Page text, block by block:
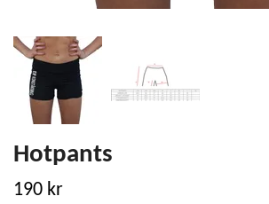
Hotpants
190 kr